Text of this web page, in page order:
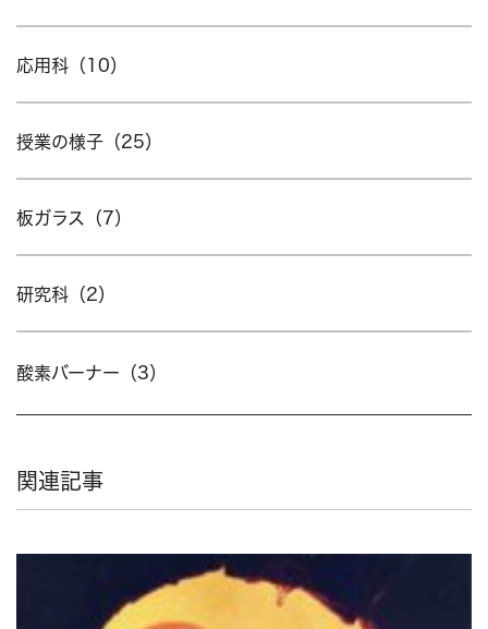
応用科（10）
授業の様子（25）
板ガラス（7）
研究科（2）
酸素バーナー（3）
関連記事